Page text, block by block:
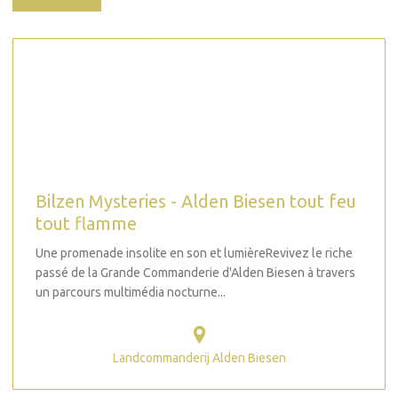
Bilzen Mysteries - Alden Biesen tout feu
tout flamme
Une promenade insolite en son et lumièreRevivez le riche
passé de la Grande Commanderie d'Alden Biesen à travers
un parcours multimédia nocturne...
Landcommanderij Alden Biesen